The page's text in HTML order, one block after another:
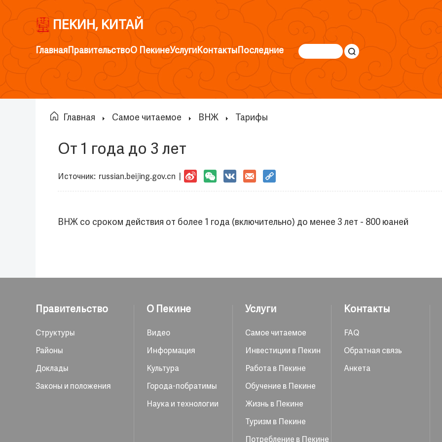
ПЕКИН, КИТАЙ
ГлавнаяПравительствоО ПекинеУслугиКонтактыПоследние
Главная Самое читаемое ВНЖ Тарифы
От 1 года до 3 лет
Источник: russian.beijing.gov.cn
ВНЖ со сроком действия от более 1 года (включительно) до менее 3 лет - 800 юаней
Правительство
Структуры
Районы
Доклады
Законы и положения
О Пекине
Видео
Информация
Культура
Города-побратимы
Наука и технологии
Услуги
Самое читаемое
Инвестиции в Пекин
Работа в Пекине
Обучение в Пекине
Жизнь в Пекине
Туризм в Пекине
Потребление в Пекине
Контакты
FAQ
Обратная связь
Анкета